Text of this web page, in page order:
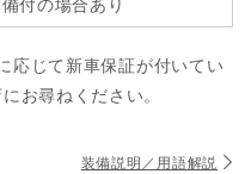
付の場合あり
応じて新車保証が付いてい
お尋ねください。
装備説明／用語解説